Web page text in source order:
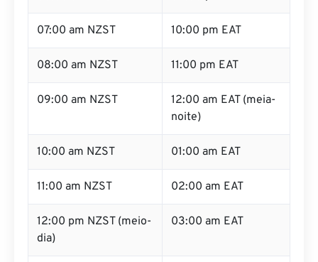
07:00 am NZST 10:00 pm EAT
08:00 am NZST 11:00 pm EAT
09:00 am NZST
12:00 am EAT (meia-
noite)
10:00 am NZST 01:00 am EAT
11:00 am NZST 02:00 am EAT
12:00 pm NZST (meio-
dia)
03:00 am EAT